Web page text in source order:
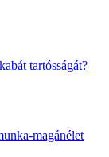
tartósságát?
magánélet